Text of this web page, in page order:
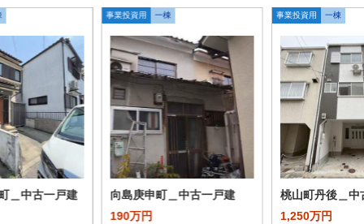
＿中古一戸建
事業投資用 一棟
向島庚申町＿中古一戸建
190万円
事業投資用 一棟
桃山町丹後＿中
1,250万円